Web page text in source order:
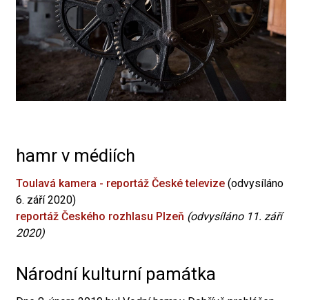
hamr v médiích
Toulavá kamera - reportáž České televize (odvysíláno
6. září 2020)
reportáž Českého rozhlasu Plzeň (odvysíláno 11. září
2020)
Národní kulturní památka